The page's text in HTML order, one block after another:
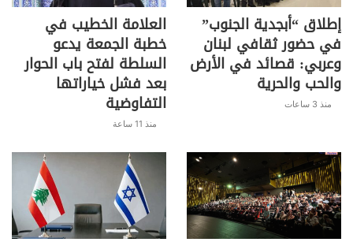
إطلاق “أبجدية الجنوب”
في حضور ثقافي لبنان
وعربي: قصائد في الأرض
والحب والحرية
منذ 3 ساعات
العلامة الخطيب في
خطبة الجمعة يدعو
السلطة لفتح باب الحوار
بعد فشل خياراتها
التفاوضية
منذ 11 ساعة